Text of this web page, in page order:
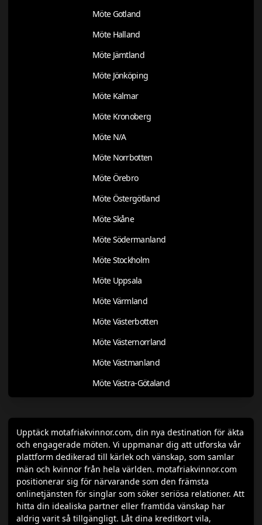
Möte Gotland
Möte Halland
Möte Jämtland
Möte Jönköping
Möte Kalmar
Möte Kronoberg
Möte N/A
Möte Norrbotten
Möte Örebro
Möte Östergötland
Möte Skåne
Möte Södermanland
Möte Stockholm
Möte Uppsala
Möte Värmland
Möte Västerbotten
Möte Västernorrland
Möte Västmanland
Möte Västra-Götaland
Upptäck motafriakvinnor.com, din nya destination för äkta
och engagerade möten. Vi uppmanar dig att utforska vår
plattform dedikerad till kärlek och vänskap, som samlar
män och kvinnor från hela världen. motafriakvinnor.com
positionerar sig för närvarande som den främsta
onlinetjänsten för singlar som söker seriösa relationer. Att
hitta din idealiska partner eller framtida vänskap har
aldrig varit så tillgängligt. Låt dina kreditkort vila,